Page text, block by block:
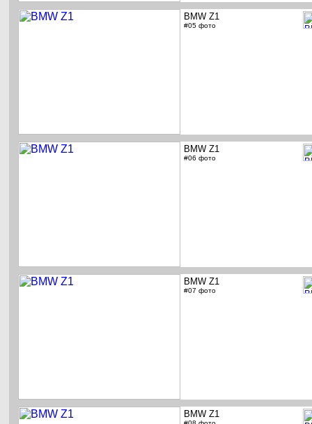
BMW Z1
#05 фото
BMW Z1
#06 фото
BMW Z1
#07 фото
BMW Z1